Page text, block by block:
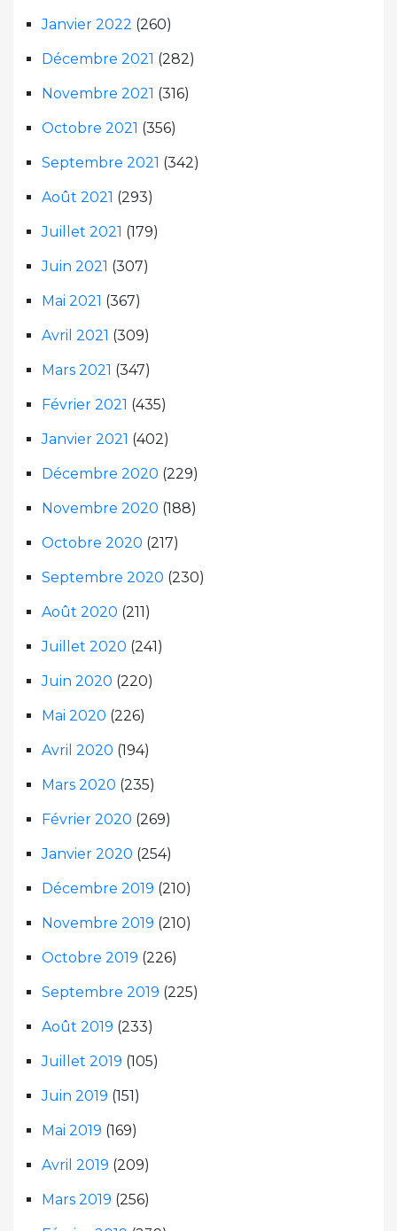
Janvier 2022 (260)
Décembre 2021 (282)
Novembre 2021 (316)
Octobre 2021 (356)
Septembre 2021 (342)
Août 2021 (293)
Juillet 2021 (179)
Juin 2021 (307)
Mai 2021 (367)
Avril 2021 (309)
Mars 2021 (347)
Février 2021 (435)
Janvier 2021 (402)
Décembre 2020 (229)
Novembre 2020 (188)
Octobre 2020 (217)
Septembre 2020 (230)
Août 2020 (211)
Juillet 2020 (241)
Juin 2020 (220)
Mai 2020 (226)
Avril 2020 (194)
Mars 2020 (235)
Février 2020 (269)
Janvier 2020 (254)
Décembre 2019 (210)
Novembre 2019 (210)
Octobre 2019 (226)
Septembre 2019 (225)
Août 2019 (233)
Juillet 2019 (105)
Juin 2019 (151)
Mai 2019 (169)
Avril 2019 (209)
Mars 2019 (256)